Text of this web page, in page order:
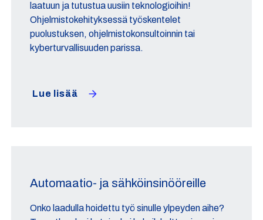
laatuun ja tutustua uusiin teknologioihin!
Ohjelmistokehityksessä työskentelet
puolustuksen, ohjelmistokonsultoinnin tai
kyberturvallisuuden parissa.
Lue lisää
Automaatio- ja sähköinsinööreille
Onko laadulla hoidettu työ sinulle ylpeyden aihe?